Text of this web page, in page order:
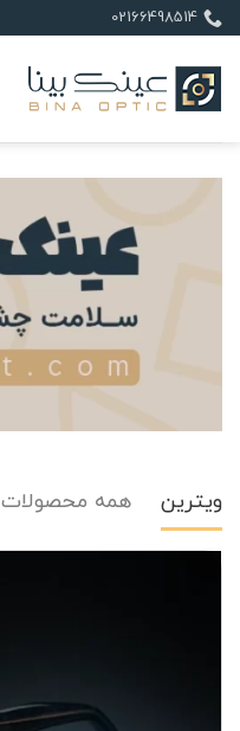
Skip
to
content
02166498514
ویترین همه محصولات